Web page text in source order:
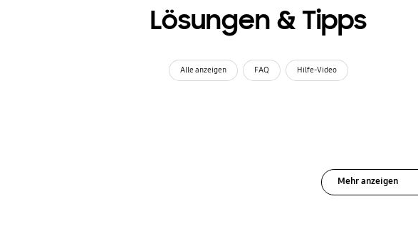
Lösungen & Tipps
Alle anzeigen FAQ Hilfe-Video
Mehr anzeigen